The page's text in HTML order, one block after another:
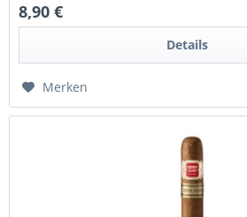
8,90 €
Details
Merken